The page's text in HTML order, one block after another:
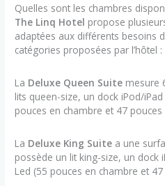
Quelles sont les chambres
The Linq Hotel propose
adaptées aux différents besoins
catégories proposées par l’hôtel :
La Deluxe Queen Suite mesure
lits queen-size, un dock iPod/
pouces en chambre et 47
La Deluxe King Suite a une
possède un lit king-size, un dock
Led (55 pouces en chambre et